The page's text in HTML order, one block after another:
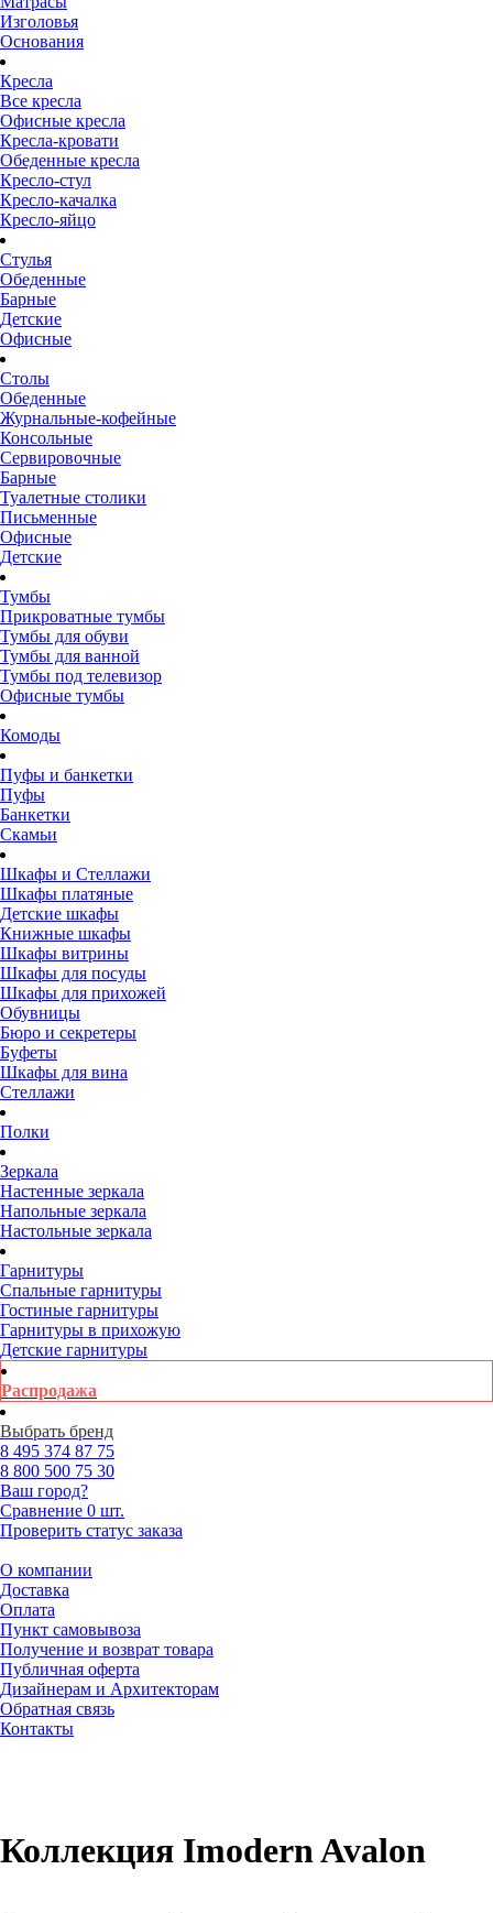
Изголовья
Основания
Кресла
Все кресла
Офисные кресла
Кресла-кровати
Обеденные кресла
Кресло-стул
Кресло-качалка
Кресло-яйцо
Стулья
Обеденные
Барные
Детские
Офисные
Столы
Обеденные
Журнальные-кофейные
Консольные
Сервировочные
Барные
Туалетные столики
Письменные
Офисные
Детские
Тумбы
Прикроватные тумбы
Тумбы для обуви
Тумбы для ванной
Тумбы под телевизор
Офисные тумбы
Комоды
Пуфы и банкетки
Пуфы
Банкетки
Скамьи
Шкафы и Стеллажи
Шкафы платяные
Детские шкафы
Книжные шкафы
Шкафы витрины
Шкафы для посуды
Шкафы для прихожей
Обувницы
Бюро и секретеры
Буфеты
Шкафы для вина
Стеллажи
Полки
Зеркала
Настенные зеркала
Напольные зеркала
Настольные зеркала
Гарнитуры
Спальные гарнитуры
Гостиные гарнитуры
Гарнитуры в прихожую
Детские гарнитуры
Распродажа
Выбрать бренд
8 495 374 87 75
8 800 500 75 30
Ваш город?
Сравнение 0 шт.
Проверить статус заказа
О компании
Доставка
Оплата
Пункт самовывоза
Получение и возврат товара
Публичная оферта
Дизайнерам и Архитекторам
Обратная связь
Контакты
Коллекция Imodern Avalon